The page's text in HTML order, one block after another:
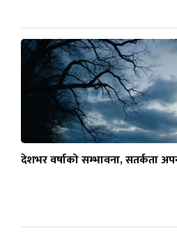
देशभर वर्षाको सम्भावना, सतर्कता